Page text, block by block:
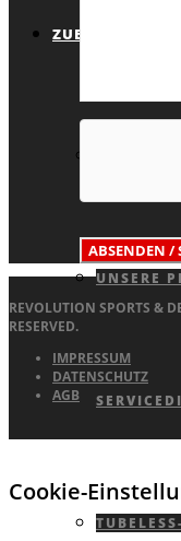
ZUBEHÖR
UNSERE
REVOLUTION SPORTS &
RESERVED.
IMPRESSUM
DATENSCHUTZ
AGB
Cookie-